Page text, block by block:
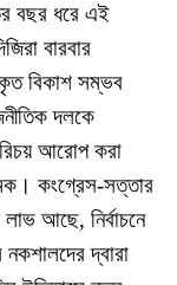
বছর ধরে এই
বারবার
বিকাশ সম্ভব
দলকে
আরোপ করা
কংগ্রেস-সত্তার
আছে, নির্বাচনে
নকশালদের দ্বারা